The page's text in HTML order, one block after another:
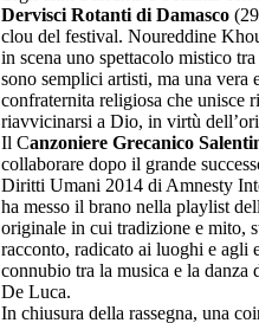
Dervisci Rotanti di Damasco
clou del festival. Noureddine
in scena uno spettacolo mistico
sono semplici artisti, ma una vera
confraternita religiosa che unisce
riavvicinarsi a Dio, in virtù
Il Canzoniere Grecanico
collaborare dopo il grande
Diritti Umani 2014 di Amnesty
ha messo il brano nella playlist
originale in cui tradizione e mito,
racconto, radicato ai luoghi e agli
connubio tra la musica e la
De Luca.
In chiusura della rassegna, una